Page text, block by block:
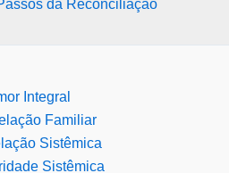
da Reconciliação
Integral
Familiar
Sistêmica
Sistêmica